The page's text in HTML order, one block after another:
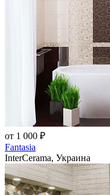
от 1 000 ₽
Fantasia
InterCerama, Украина